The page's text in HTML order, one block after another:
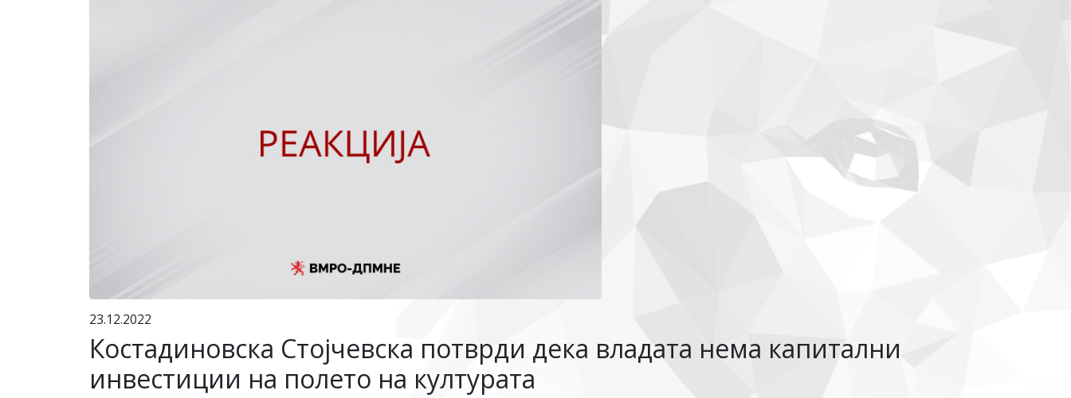
23.12.2022
Костадиновска Стојчевска потврди дека владата нема капитални
инвестиции на полето на културата